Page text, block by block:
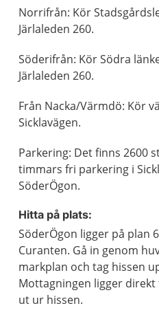
Norrifrån: Kör
Järlaleden 260.
Söderifrån: Kör Södra
Järlaleden 260.
Från Nacka/Värmdö: Kör
Sicklavägen.
Parkering: Det finns 2600
timmars fri parkering i
SöderÖgon.
Hitta på plats:
SöderÖgon ligger på plan
Curanten. Gå in genom
markplan och tag hissen
Mottagningen ligger
ut ur hissen.